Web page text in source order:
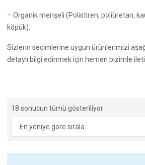
– Organik menşeli (Polistiren, poliüretan,
köpük).
Sizlerin seçimlerine uygun ürünlerimizi
detaylı bilgi edinmek için hemen bizimle
18 sonucun tümü gösteriliyorEn